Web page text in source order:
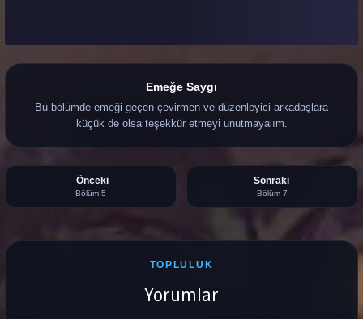
Emeğe Saygı
Bu bölümde emeği geçen çevirmen ve düzenleyici arkadaşlara
küçük de olsa teşekkür etmeyi unutmayalım.
Önceki
Bölüm 5
Sonraki
Bölüm 7
TOPLULUK
Yorumlar